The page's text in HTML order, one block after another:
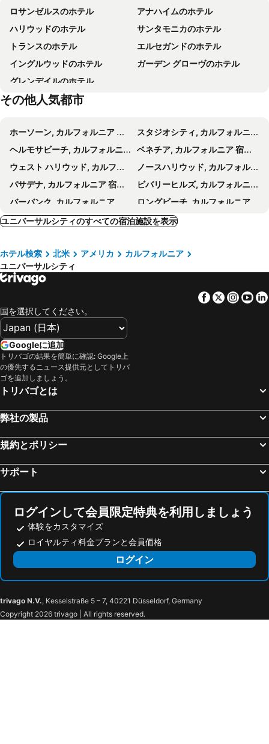
Tilt Hotel Universal-Hollywood, an AGA Collection Hotel
ヒルトン ガーデン イン ロサンゼルス / ハリウッド
USC Hotel
Courtyard by Marriott Santa Monica
クオリティ イン ニア ハリウッド ウォーク オブ フェイム
レジデンス イン ロセンゼルス L.A. ライブ
ザ ガーランド
ロードウェイ イン
Tuscan Garden Inn
Hotel Figueroa, Unbound Collection by Hyatt
ベストウェスタン プラス メディア センター イン & スイーツ
The Tangerine - a Burbank Hotel
El Royale Hotel - Near Universal Studios Hollywood
ホテル アマラノ バーバンク
Colony Inn
ベストウェスタン ハリウッド プラザ イン
Luxen Hotel Hollywood
LYFE INN & SUITES by AGA- North Hollywood Universal Studios
Holiday Inn Express & Suites Hollywood Walk Of Fame By Ihg
マジック キャッスル ホテル
ハリウッド ブイアイピー ホテル Trylon Hotel
Hotel Burbank
Gold-Diggers Hotel
シー ブルー ホテル
ホテル MDR マリナ デル レイ – ア ダブルツリー バイ ヒルトン
ヒルトン ロサンゼルス ノース / グレンデール
Vagabond Inn Glendale
Wilshire Orange Hotel
Japanese American National Museum
Santa Monica Pier Aquarium
Angels Flight
ハリウッド名声の歩道
Venice Beach
Hollywood Bowl
Warner Bros Studio Tour
Mulholland Drive
Academy Awards
Grauman's Chinese Theatre
3rd Street Promenade
Cabrillo Marine Aquarium
Rose Parade
Six Flags Magic Mountain
Los Feliz Municipal Golf Course
San Antonio Winery
ロサンゼルスのホテル
アナハイムのホテル
ハリウッドのホテル
サンタモニカのホテル
トランスのホテル
エルセガンドのホテル
イングルウッドのホテル
ガーデン グローヴのホテル
グレンデイルのホテル
その他人気都市
ホーソーン, カルフォルニア 宿泊施設 -
スタジオシティ, カルフォルニア 宿泊施設 -
ヘルモサビーチ, カルフォルニア 宿泊施設 -
ベネチア, カルフォルニア 宿泊施設 -
ウェスト ハリウッド, カルフォルニア 宿泊施設 -
ノースハリウッド, カルフォルニア 宿泊施設 -
パサデナ, カルフォルニア 宿泊施設 -
ビバリーヒルズ, カルフォルニア 宿泊施設 -
バーバンク, カルフォルニア 宿泊施設 -
ロングビーチ, カルフォルニア 宿泊施設 -
マンハッタン ビーチ, カルフォルニア 宿泊施設 -
アーバイン, カルフォルニア 宿泊施設 -
レドンド ビーチ, カルフォルニア 宿泊施設 -
ブエナパーク, カルフォルニア 宿泊施設 -
City of Commerce, カルフォルニア 宿泊施設 -
モントレーパーク, カルフォルニア 宿泊施設 -
Fullerton, カルフォルニア 宿泊施設 -
フレズノ, カルフォルニア 宿泊施設 -
サリナス, カルフォルニア 宿泊施設 -
マーセド, カルフォルニア 宿泊施設 -
Hollister, カルフォルニア 宿泊施設 -
Coarsegold, カルフォルニア 宿泊施設 -
Madera, カルフォルニア 宿泊施設 -
ニューヨーク, ニューヨーク州 宿泊施設 -
カポレイ, ハワイ 宿泊施設 -
アナハイム, カルフォルニア 宿泊施設 -
サンフランシスコ, カルフォルニア 宿泊施設 -
ユニバーサルシティのすべての宿泊施設を表示
ホテル検索 北米 アメリカ
カルフォルニア
ユニバーサルシティ
Facebook
Twitter
国を選択してください。
Googleに追加
トリバゴの結果を簡単に確認: Google上
の優先するニュース提供元としてトリバ
ゴを追加しましょう。
トリバゴとは
弊社の製品
規約とポリシー
サポート
ログインして会員限定特典を利用しましょう
体験をカスタマイズ
ロイヤルティ料金プランと会員価格
ログイン
trivago N.V., Kesselstraße 5 – 7, 40221 Düsseldorf, Germany
Copyright 2026 trivago | All rights reserved.